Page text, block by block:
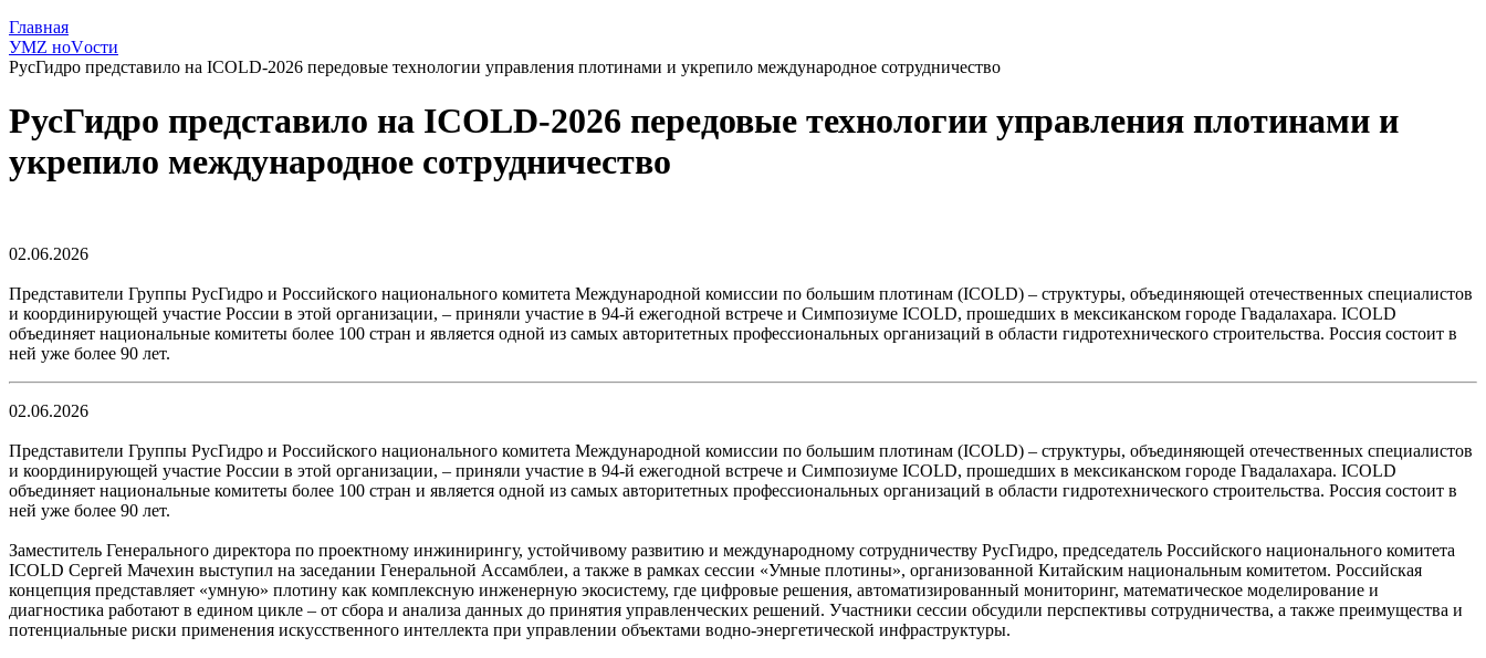
Главная
УМZ ноVости
РусГидро представило на ICOLD-2026 передовые технологии управления плотинами и укрепило международное сотрудничество
РусГидро представило на ICOLD-2026 передовые технологии управления плотинами и
укрепило международное сотрудничество
02.06.2026
Представители Группы РусГидро и Российского национального комитета Международной комиссии по большим плотинам (ICOLD) – структуры, объединяющей отечественных специалистов
и координирующей участие России в этой организации, – приняли участие в 94-й ежегодной встрече и Симпозиуме ICOLD, прошедших в мексиканском городе Гвадалахара. ICOLD
объединяет национальные комитеты более 100 стран и является одной из самых авторитетных профессиональных организаций в области гидротехнического строительства. Россия состоит в
ней уже более 90 лет.
02.06.2026
Представители Группы РусГидро и Российского национального комитета Международной комиссии по большим плотинам (ICOLD) – структуры, объединяющей отечественных специалистов
и координирующей участие России в этой организации, – приняли участие в 94-й ежегодной встрече и Симпозиуме ICOLD, прошедших в мексиканском городе Гвадалахара. ICOLD
объединяет национальные комитеты более 100 стран и является одной из самых авторитетных профессиональных организаций в области гидротехнического строительства. Россия состоит в
ней уже более 90 лет.
Заместитель Генерального директора по проектному инжинирингу, устойчивому развитию и международному сотрудничеству РусГидро, председатель Российского национального комитета
ICOLD Сергей Мачехин выступил на заседании Генеральной Ассамблеи, а также в рамках сессии «Умные плотины», организованной Китайским национальным комитетом. Российская
концепция представляет «умную» плотину как комплексную инженерную экосистему, где цифровые решения, автоматизированный мониторинг, математическое моделирование и
диагностика работают в едином цикле – от сбора и анализа данных до принятия управленческих решений. Участники сессии обсудили перспективы сотрудничества, а также преимущества и
потенциальные риски применения искусственного интеллекта при управлении объектами водно-энергетической инфраструктуры.